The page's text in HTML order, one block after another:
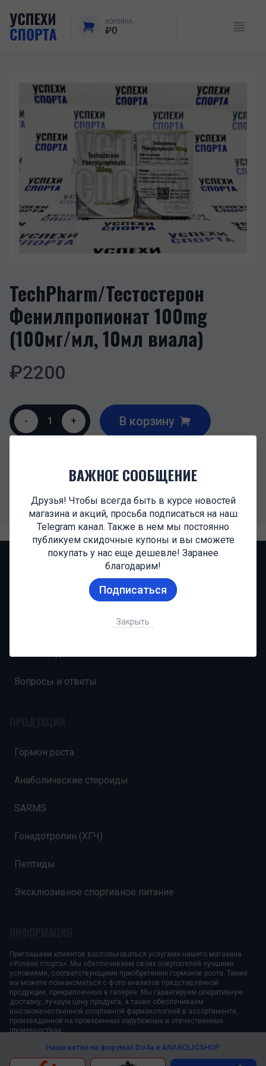
ВАЖНОЕ СООБЩЕНИЕ
Друзья! Чтобы всегда быть в курсе новостей
магазина и акций, просьба подписаться на наш
Telegram канал. Также в нем мы постоянно
публикуем скидочные купоны и вы сможете
покупать у нас еще дешевле! Заранее
благодарим!
Подписаться
Закрыть
КОРЗИНА
₽0
Наши ветки на форумах Do4a и ANABOLICSHOP
TechPharm/Тестостерон
Фенилпропионат 100mg
(100мг/мл, 10мл виала)
₽2200
- 1 + В корзину
Тестостерон Фенилпропионат 100мг/мл
Вопросы и ответы
Гормон роста
Анаболические стероиды
SARMS
Гонадотропин (ХГЧ)
Пептиды
Эксклюзивное спортивное питание
Приглашаем клиентов воспользоваться услугами нашего магазина
«Успехи спорта». Мы обеспечиваем своих покупателей лучшими
условиями, соответствующими приобретению гормонов роста. Также
вы можете познакомиться с фото анализов представленной
продукции, прикрепленных в галерее. Мы гарантируем оперативную
доставку, лучшую цену продукта, а также обеспечиваем
высококачественной спортивной фармакологией в ассортименте,
произведенной на проверенных зарубежных и отечественных
производствах.